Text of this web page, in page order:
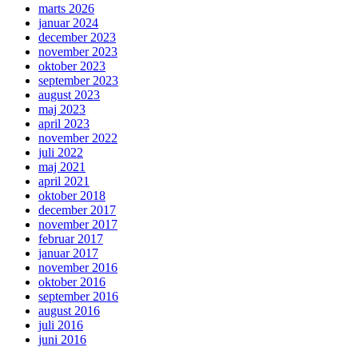
marts 2026
januar 2024
december 2023
november 2023
oktober 2023
september 2023
august 2023
maj 2023
april 2023
november 2022
juli 2022
maj 2021
april 2021
oktober 2018
december 2017
november 2017
februar 2017
januar 2017
november 2016
oktober 2016
september 2016
august 2016
juli 2016
juni 2016